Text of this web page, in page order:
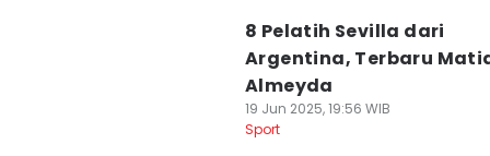
8 Pelatih Sevilla dari
Argentina, Terbaru
Almeyda
19 Jun 2025, 19:56 WIB
Sport